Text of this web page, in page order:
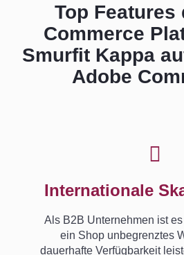
Top Features
Commerce
Smurfit Kappa
Adobe
Internationale
Als B2B Unternehmen ist
ein Shop unbegrenztes
dauerhafte Verfügbarkeit